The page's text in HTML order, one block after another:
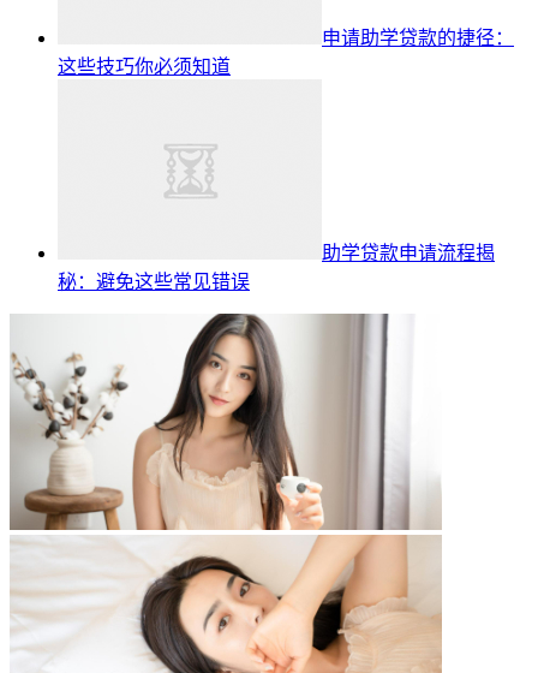
申请助学贷款的捷径：
这些技巧你必须知道
助学贷款申请流程揭
秘：避免这些常见错误